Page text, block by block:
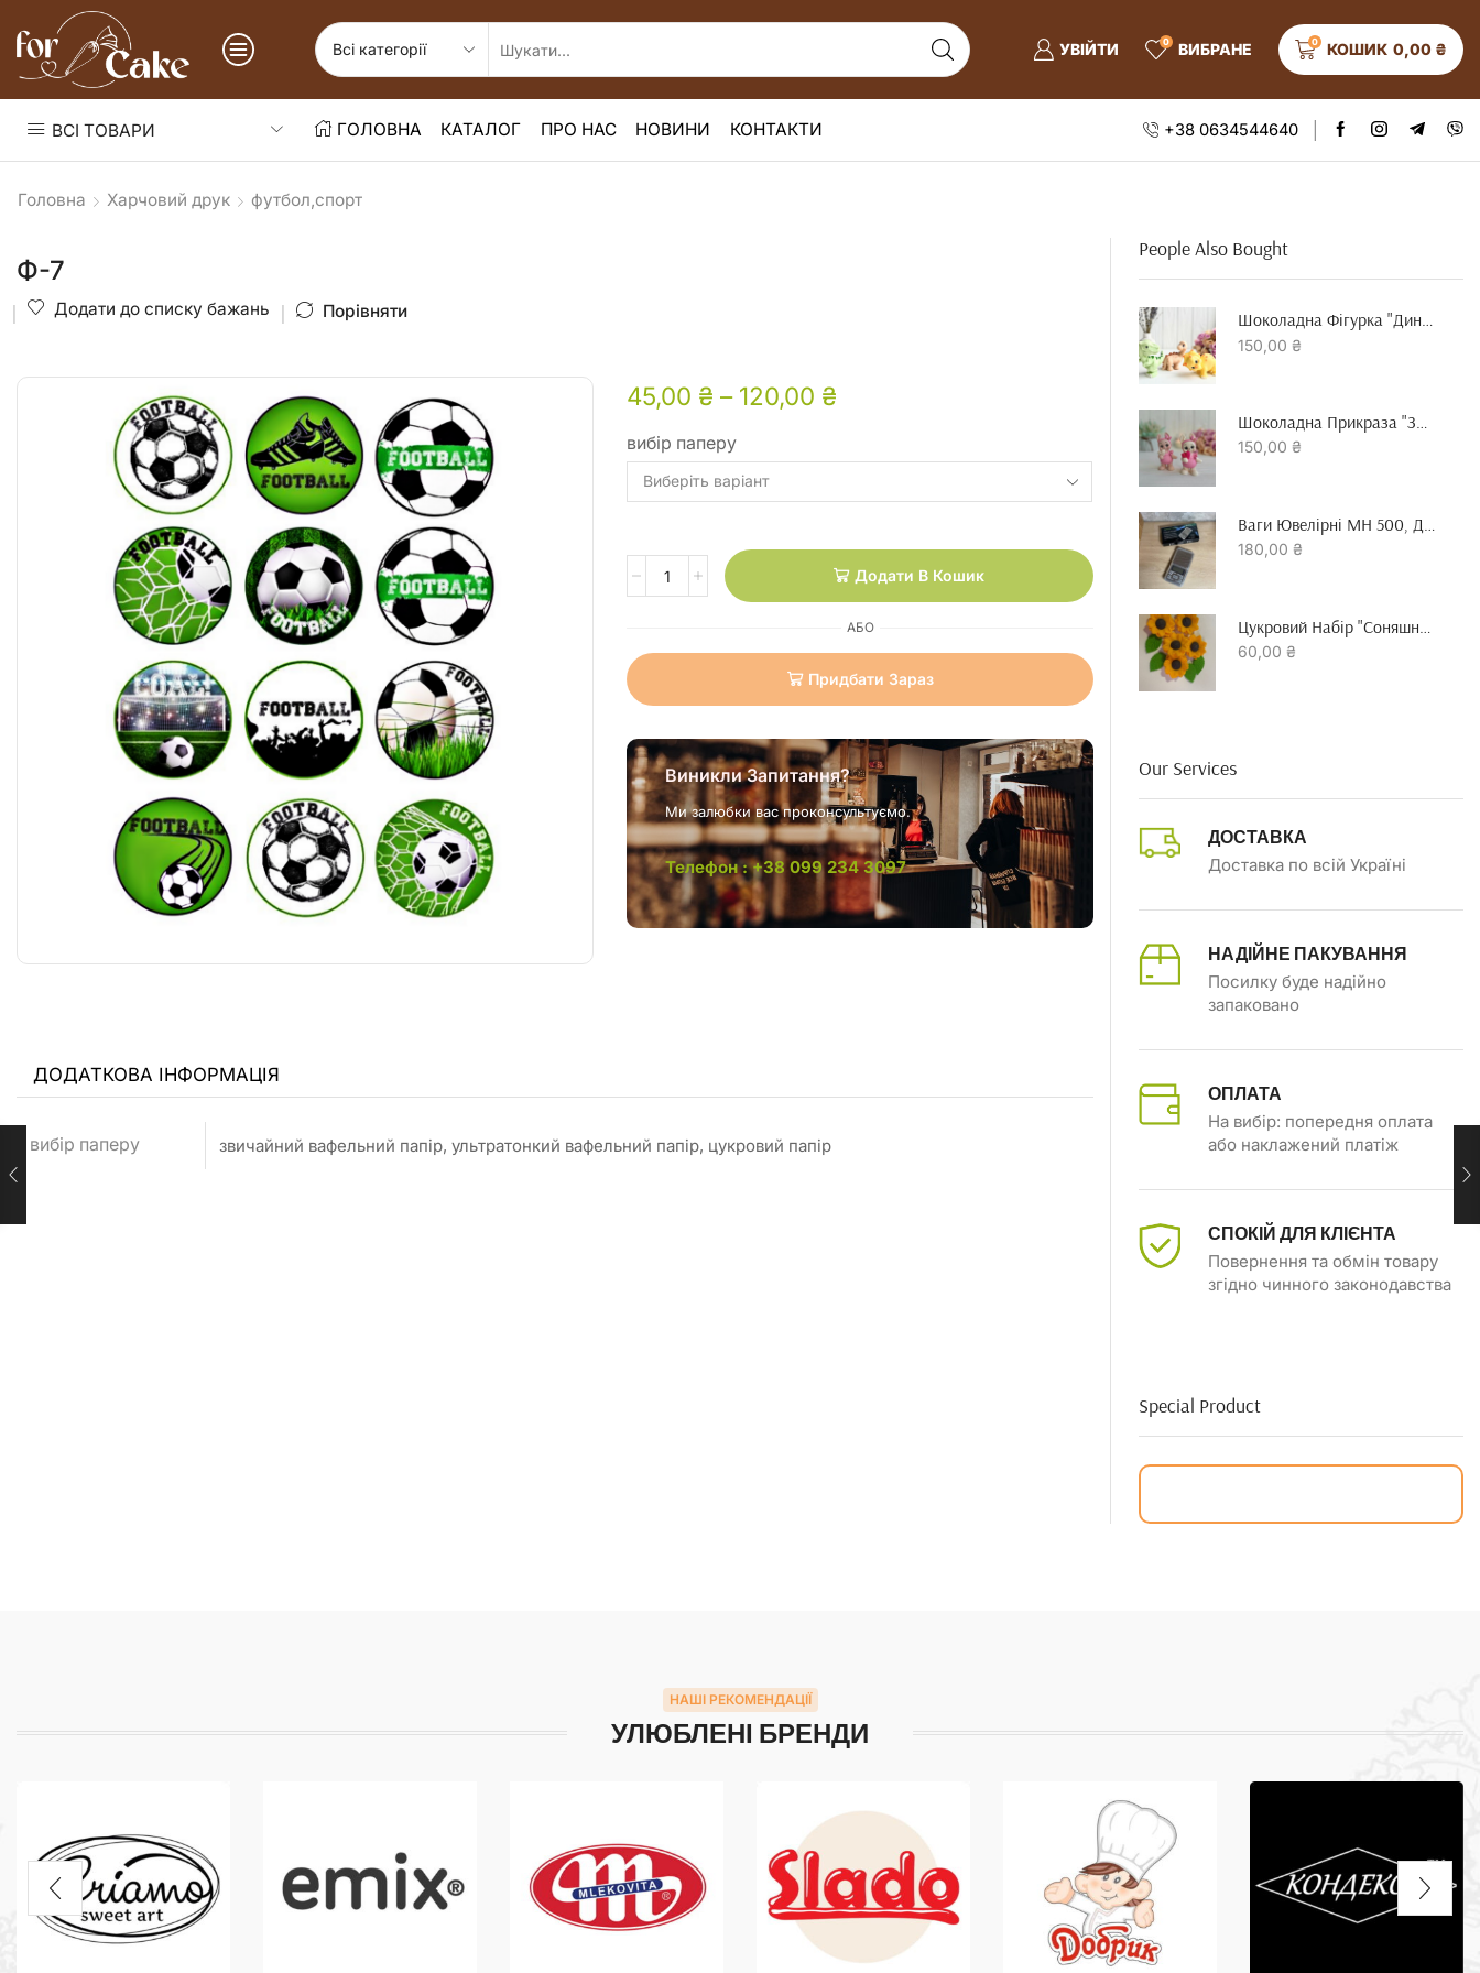
УВІЙТИ 0 ВИБРАНЕ 0 КОШИК 0,00 ₴
ВСІ ТОВАРИ ГОЛОВНА КАТАЛОГ ПРО НАС НОВИНИ КОНТАКТИ +38 0634544640
Головна Харчовий друк футбол,спорт
Ф-7
Додати до списку бажань Порівняти
45,00 ₴ – 120,00 ₴
вибір паперу
Додати В Кошик
АБО
Придбати Зараз
Виникли Запитання?
Ми залюбки вас проконсультуємо.
Телефон : +38 099 234 3097
ДОДАТКОВА ІНФОРМАЦІЯ
вибір паперу звичайний вафельний папір, ультратонкий вафельний папір, цукровий папір
People Also Bought
Шоколадна Фігурка "динозавр"
150,00 ₴
Шоколадна Прикраза "зайчик З Серцем"
150,00 ₴
180,00 ₴
60,00 ₴
Our Services
ДОСТАВКА
Доставка по всій Україні
НАДІЙНЕ ПАКУВАННЯ
Посилку буде надійно
запаковано
ОПЛАТА
На вибір: попередня оплата
або наклажений платіж
СПОКІЙ ДЛЯ КЛІЄНТА
Повернення та обмін товару
згідно чинного законодавства
Special Product
НАШІ РЕКОМЕНДАЦІЇ
УЛЮБЛЕНІ БРЕНДИ